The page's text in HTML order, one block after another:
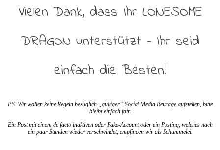
Vielen Dank, dass Ihr LONESOME
DRAGON unterstützt – Ihr seid
einfach die Besten!
P.S. Wir wollen keine Regeln bezüglich „gültiger“ Social Media Beiträge aufstellen, bitte
bleibt einfach fair.
Ein Post mit einem de facto inaktiven oder Fake-Account oder ein Posting, welches nach
ein paar Stunden wieder verschwindet, empfinden wir als Schummelei.